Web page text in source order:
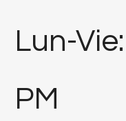
Lun-
PM